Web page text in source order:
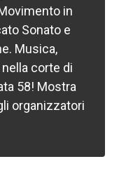
in
Sonato e
Musica,
corte di
58! Mostra
organizzatori